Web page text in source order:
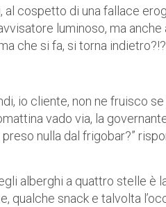
al cospetto di una fallace
luminoso, ma
che si fa, si torna
io cliente, non ne fruisco se
vado via, la
nulla dal frigobar?”
alberghi a quattro stelle è
qualche snack e talvolta